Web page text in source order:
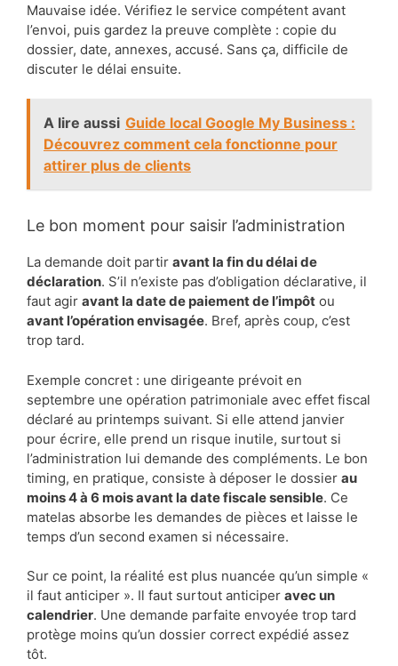
Mauvaise idée. Vérifiez le service compétent avant
l’envoi, puis gardez la preuve complète : copie du
dossier, date, annexes, accusé. Sans ça, difficile de
discuter le délai ensuite.
A lire aussi Guide local Google My Business :
Découvrez comment cela fonctionne pour
attirer plus de clients
Le bon moment pour saisir l’administration
La demande doit partir avant la fin du délai de
déclaration. S’il n’existe pas d’obligation déclarative, il
faut agir avant la date de paiement de l’impôt ou
avant l’opération envisagée. Bref, après coup, c’est
trop tard.
Exemple concret : une dirigeante prévoit en
septembre une opération patrimoniale avec effet fiscal
déclaré au printemps suivant. Si elle attend janvier
pour écrire, elle prend un risque inutile, surtout si
l’administration lui demande des compléments. Le bon
timing, en pratique, consiste à déposer le dossier au
moins 4 à 6 mois avant la date fiscale sensible. Ce
matelas absorbe les demandes de pièces et laisse le
temps d’un second examen si nécessaire.
Sur ce point, la réalité est plus nuancée qu’un simple «
il faut anticiper ». Il faut surtout anticiper avec un
calendrier. Une demande parfaite envoyée trop tard
protège moins qu’un dossier correct expédié assez
tôt.